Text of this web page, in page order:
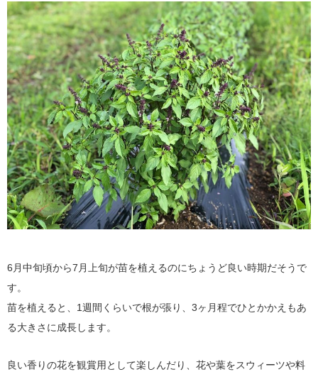
6月中旬頃から7月上旬が苗を植えるのにちょうど良い時期だそうで
す。
苗を植えると、1週間くらいで根が張り、3ヶ月程でひとかかえもあ
る大きさに成長します。
良い香りの花を観賞用として楽しんだり、花や葉をスウィーツや料